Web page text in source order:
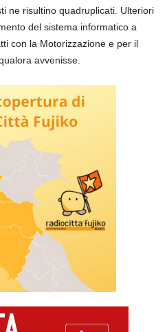
ne risultino quadruplicati. Ulteriori
del sistema informatico a
con la Motorizzazione e per il
avvenisse.